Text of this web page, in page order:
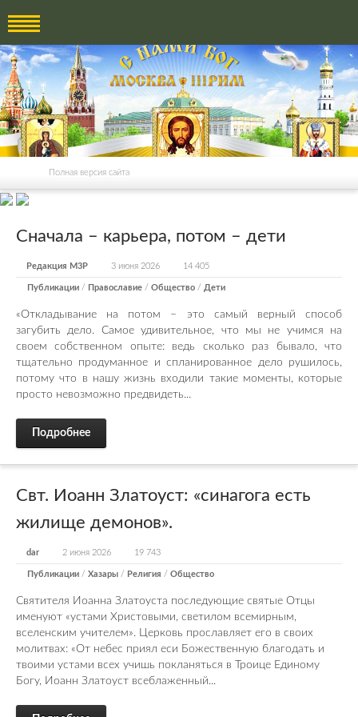
Полная версия сайта
Сначала – карьера, потом – дети
Редакция М3Р 3 июня 2026 14 405
Публикации / Православие / Общество / Дети
«Откладывание на потом – это самый верный способ
загубить дело. Самое удивительное, что мы не учимся на
своем собственном опыте: ведь сколько раз бывало, что
тщательно продуманное и спланированное дело рушилось,
потому что в нашу жизнь входили такие моменты, которые
просто невозможно предвидеть...
Подробнее
Свт. Иоанн Златоуст: «синагога есть
жилище демонов».
dar 2 июня 2026 19 743
Публикации / Хазары / Религия / Общество
Святителя Иоанна Златоуста последующие святые Отцы
именуют «устами Христовыми, светилом всемирным,
вселенским учителем». Церковь прославляет его в своих
молитвах: «От небес приял еси Божественную благодать и
твоими устами всех учишь покланяться в Троице Единому
Богу, Иоанн Златоуст всеблаженный...